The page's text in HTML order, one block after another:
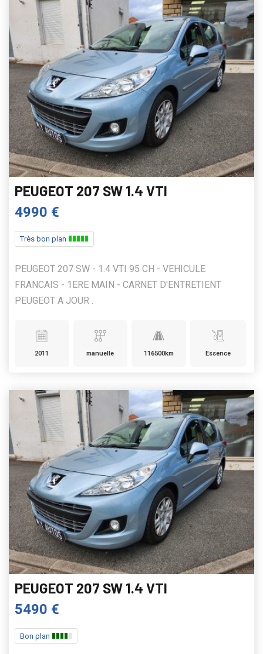
PEUGEOT 207 SW 1.4 VTI
4990 €
Très bon plan
PEUGEOT 207 SW - 1.4 VTI 95 CH - VEHICULE
FRANCAIS - 1ERE MAIN - CARNET D'ENTRETIENT
PEUGEOT A JOUR .
2011 manuelle 116500km Essence
PEUGEOT 207 SW 1.4 VTI
5490 €
Bon plan